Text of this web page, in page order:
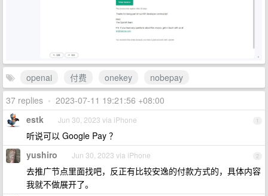
openai 付费 onekey
nobepay
37 replies • 2023-07-11 19:21:56 +08:00
1
estk Jun 30, 2023 via iPhone
听说可以 Google Pay ？
2
yushiro Jun 30, 2023 via iPhone
去推广节点里面找吧，反正有比较安逸的付款方式的，具体内容
我就不做展开了。